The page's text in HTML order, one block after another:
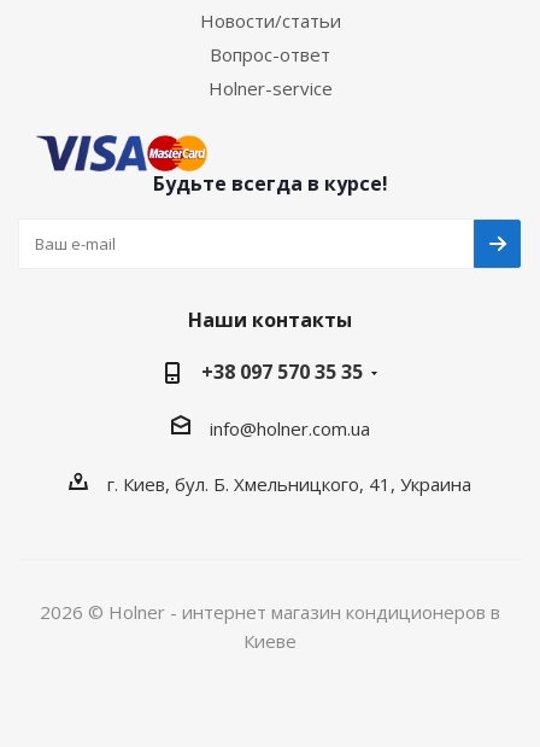
Новости/статьи
Вопрос-ответ
Holner-service
Будьте всегда в курсе!
Наши контакты
+38 097 570 35 35
info@holner.com.ua
г. Киев, бул. Б. Хмельницкого, 41, Украина
2026 © Holner - интернет магазин кондиционеров в
Киеве